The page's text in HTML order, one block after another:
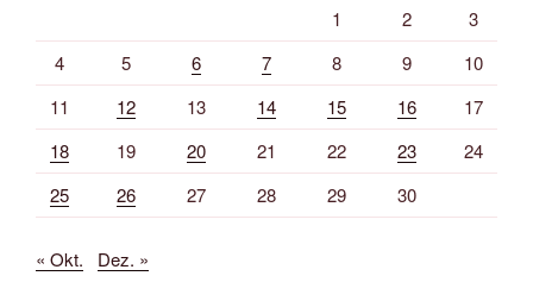
1 2
3
4
5 6 7 8 9
10
11
12 13 14 15 16
17
18
19 20 21 22 23
24
25
26 27 28 29 30
« Okt. Dez. »